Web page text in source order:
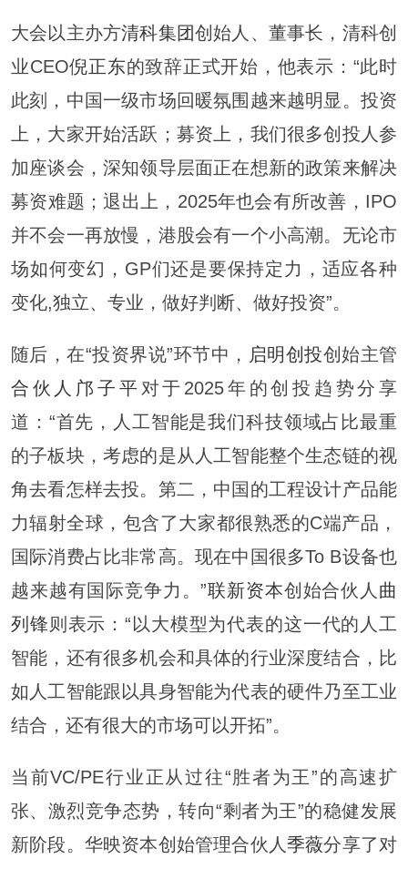
大会以主办方清科集团创始人、董事长，清科创
业CEO倪正东的致辞正式开始，他表示：“此时
此刻，中国一级市场回暖氛围越来越明显。投资
上，大家开始活跃；募资上，我们很多创投人参
加座谈会，深知领导层面正在想新的政策来解决
募资难题；退出上，2025年也会有所改善，IPO
并不会一再放慢，港股会有一个小高潮。无论市
场如何变幻，GP们还是要保持定力，适应各种
变化,独立、专业，做好判断、做好投资”。
随后，在“投资界说”环节中， 启明创投创始主管
合伙人 邝子平 对于2025年的创投趋势分享
道：“首先，人工智能是我们科技领域占比最重
的子板块，考虑的是从人工智能整个生态链的视
角去看怎样去投。第二，中国的工程设计产品能
力辐射全球，包含了大家都很熟悉的C端产品，
国际消费占比非常高。现在中国很多To B设备也
越来越有国际竞争力。”联新资本创始合伙人 曲
列锋则表示：“以大模型为代表的这一代的人工
智能，还有很多机会和具体的行业深度结合，比
如人工智能跟以具身智能为代表的硬件乃至工业
结合，还有很大的市场可以开拓”。
当前VC/PE行业正从过往“胜者为王”的高速扩
张、激烈竞争态势，转向“剩者为王”的稳健发展
新阶段。华映资本创始管理合伙人季薇分享了对